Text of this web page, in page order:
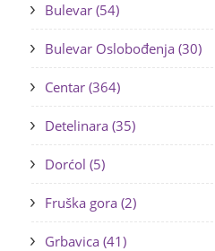
Bulevar (54)
Bulevar Oslobođenja (30)
Centar (364)
Detelinara (35)
Dorćol (5)
Fruška gora (2)
Grbavica (41)